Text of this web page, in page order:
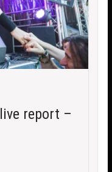
report –